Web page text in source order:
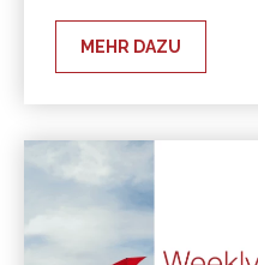
MEHR DAZU